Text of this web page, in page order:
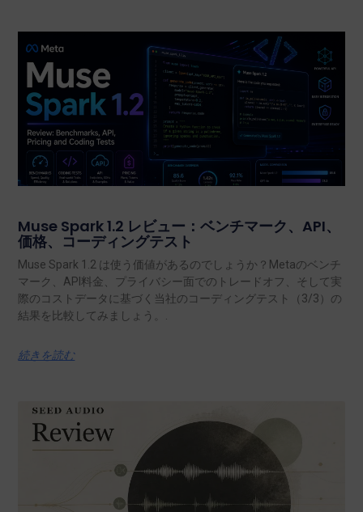
Muse Spark 1.2 レビュー：ベンチマーク、API、
価格、コーディングテスト
Muse Spark 1.2 は使う価値があるのでしょうか？Metaのベンチ
マーク、API料金、プライバシー面でのトレードオフ、そして実
際のコストデータに基づく当社のコーディングテスト（3/3）の
結果を比較してみましょう。.
続きを読む